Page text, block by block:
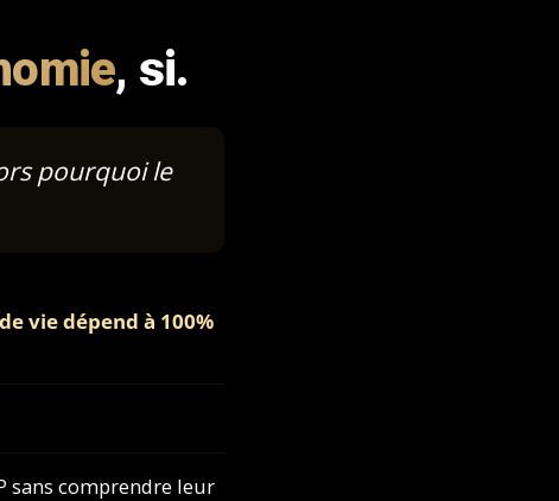
, si.
pourquoi le
vie dépend à 100%
sans comprendre leur